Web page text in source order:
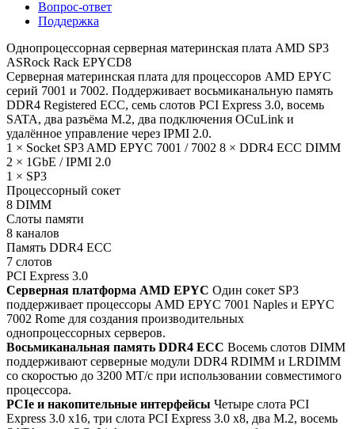
Вопрос-ответ
Поддержка
Однопроцессорная серверная материнская плата AMD SP3
ASRock Rack EPYCD8
Серверная материнская плата для процессоров AMD EPYC
серий 7001 и 7002. Поддерживает восьмиканальную память
DDR4 Registered ECC, семь слотов PCI Express 3.0, восемь
SATA, два разъёма M.2, два подключения OCuLink и
удалённое управление через IPMI 2.0.
1 × Socket SP3 AMD EPYC 7001 / 7002 8 × DDR4 ECC DIMM
2 × 1GbE / IPMI 2.0
1 × SP3
Процессорный сокет
8 DIMM
Слоты памяти
8 каналов
Память DDR4 ECC
7 слотов
PCI Express 3.0
Серверная платформа AMD EPYC Один сокет SP3
поддерживает процессоры AMD EPYC 7001 Naples и EPYC
7002 Rome для создания производительных
однопроцессорных серверов.
Восьмиканальная память DDR4 ECC Восемь слотов DIMM
поддерживают серверные модули DDR4 RDIMM и LRDIMM
со скоростью до 3200 МТ/с при использовании совместимого
процессора.
PCIe и накопительные интерфейсы Четыре слота PCI
Express 3.0 x16, три слота PCI Express 3.0 x8, два M.2, восемь